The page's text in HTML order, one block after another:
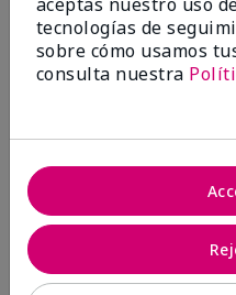
70% de los
5 estrellas
tecnologías de
sobre cómo usamos
consulta nuestra